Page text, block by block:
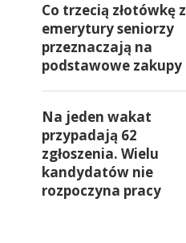
Co trzecią złotówkę z
emerytury seniorzy
przeznaczają na
podstawowe zakupy
Na jeden wakat
przypadają 62
zgłoszenia. Wielu
kandydatów nie
rozpoczyna pracy